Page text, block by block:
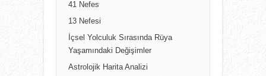
41 Nefes
13 Nefesi
İçsel Yolculuk Sırasında Rüya
Yaşamındaki Değişimler
Astrolojik Harita Analizi